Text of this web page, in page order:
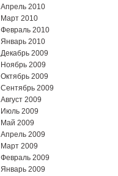
Апрель 2010
Март 2010
Февраль 2010
Январь 2010
Декабрь 2009
Ноябрь 2009
Октябрь 2009
Сентябрь 2009
Август 2009
Июль 2009
Май 2009
Апрель 2009
Март 2009
Февраль 2009
Январь 2009